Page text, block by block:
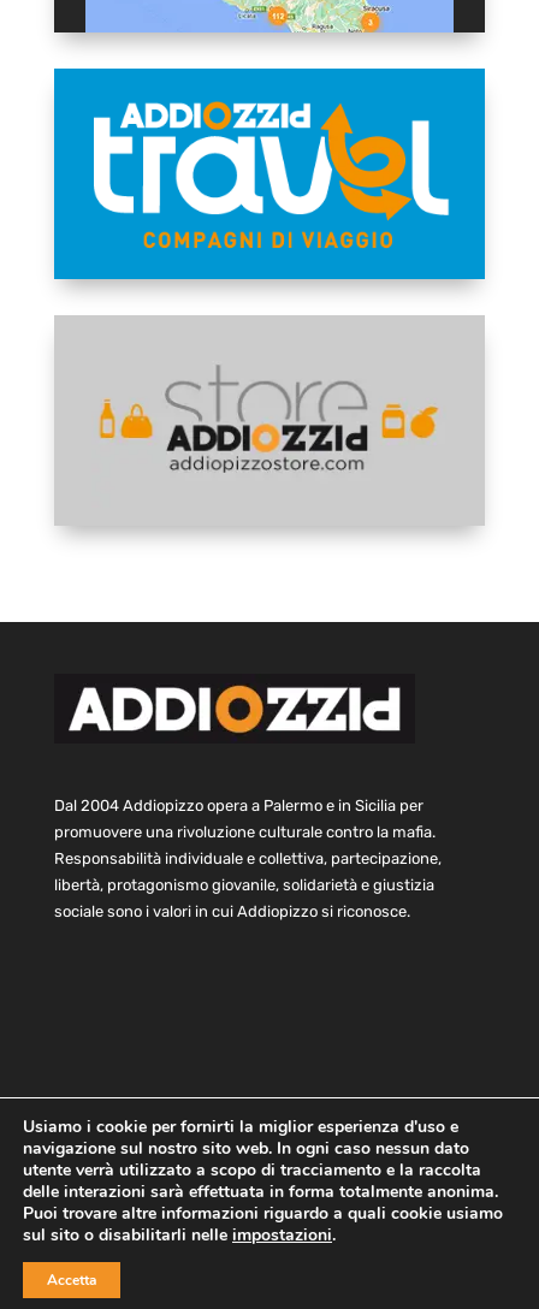
Dal 2004 Addiopizzo opera a Palermo e in Sicilia per
promuovere una rivoluzione culturale contro la mafia.
Responsabilità individuale e collettiva, partecipazione,
libertà, protagonismo giovanile, solidarietà e giustizia
sociale sono i valori in cui Addiopizzo si riconosce.
Home Statuto e bilancio
Contatti
Privacy
Cookie Child Protection Policy
Copyright © 2021 AddioPizzo | Tutti i diritti riservati | Sede
Usiamo i cookie per fornirti la miglior esperienza d'uso e
navigazione sul nostro sito web. In ogni caso nessun dato
utente verrà utilizzato a scopo di tracciamento e la raccolta
delle interazioni sarà effettuata in forma totalmente anonima.
Puoi trovare altre informazioni riguardo a quali cookie usiamo
sul sito o disabilitarli nelle impostazioni.
Accetta